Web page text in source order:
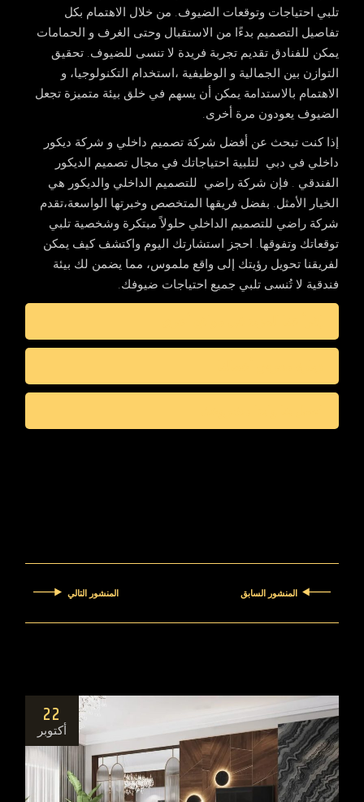
تلبي احتياجات وتوقعات الضيوف. من خلال الاهتمام بكل
تفاصيل التصميم بدءًا من الاستقبال وحتى الغرف و الحمامات
يمكن للفنادق تقديم تجربة فريدة لا تنسى للضيوف. تحقيق
التوازن بين الجمالية و الوظيفية ،استخدام التكنولوجيا، و
الاهتمام بالاستدامة يمكن أن يسهم في خلق بيئة متميزة تجعل
الضيوف يعودون مرة أخرى.
إذا كنت تبحث عن أفضل شركة تصميم داخلي و شركة ديكور
داخلي في دبي لتلبية احتياجاتك في مجال تصميم الديكور
الفندقي . فإن شركة راضي للتصميم الداخلي والديكور هي
الخيار الأمثل. بفضل فريقها المتخصص وخبرتها الواسعة،تقدم
شركة راضي للتصميم الداخلي حلولاً مبتكرة وشخصية تلبي
توقعاتك وتفوقها. احجز استشارتك اليوم واكتشف كيف يمكن
لفريقنا تحويل رؤيتك إلى واقع ملموس، مما يضمن لك بيئة
فندقية لا تُنسى تلبي جميع احتياجات ضيوفك.
المنشور السابق المنشور التالي
22
أكتوبر